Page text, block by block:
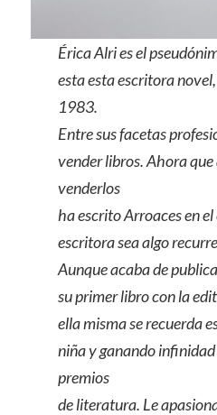
Érica Alri es el
esta esta escritora
1983.
Entre sus facetas
vender libros. Ahora que
venderlos
ha escrito Arroaces en
escritora sea algo
Aunque acaba de
su primer libro con la
ella misma se recuerda
niña y ganando infinidad
premios
de literatura. Le